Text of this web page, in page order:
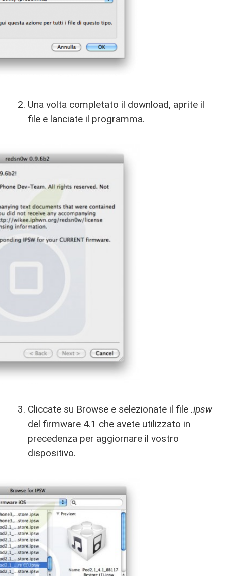
Una volta completato il download, aprite il
file e lanciate il programma.
Cliccate su Browse e selezionate il file .ipsw
del firmware 4.1 che avete utilizzato in
precedenza per aggiornare il vostro
dispositivo.